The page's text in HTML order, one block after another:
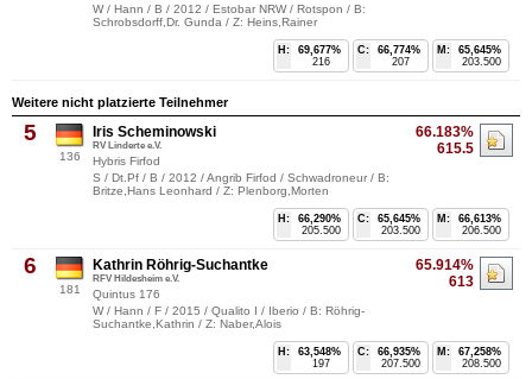
W / Hann / B / 2012 / Estobar NRW / Rotspon / B:
Schrobsdorff,Dr. Gunda / Z: Heins,Rainer
M:
65,645%
203.500
C:
66,774%
207
H:
69,677%
216
Weitere nicht platzierte Teilnehmer
5
136
66.183%
615.5
Iris Scheminowski
RV Linderte e.V.
Hybris Firfod
S / Dt.Pf / B / 2012 / Angrib Firfod / Schwadroneur / B:
Britze,Hans Leonhard / Z: Plenborg,Morten
M:
66,613%
206.500
C:
65,645%
203.500
H:
66,290%
205.500
6
181
65.914%
613
Kathrin Röhrig-Suchantke
RFV Hildesheim e.V.
Quintus 176
W / Hann / F / 2015 / Qualito I / Iberio / B: Röhrig-
Suchantke,Kathrin / Z: Naber,Alois
M:
67,258%
208.500
C:
66,935%
207.500
H:
63,548%
197